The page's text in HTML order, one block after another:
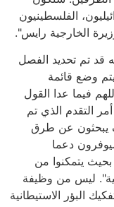
الفلسطينيون
الخارجية رايس".
قد تم تحديد الفصل
وضع قائمة
فيما عدا القول
التقدم الذي تم
يبحثون عن طرق
دعما
بحيث يتمكنوا من
ليس من وظيفة
البؤر الاستيطانية